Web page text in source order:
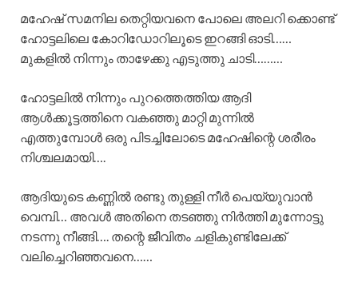
മഹേഷ്‌ സമനില തെറ്റിയവനെ പോലെ അലറി ക്കൊണ്ട്
ഹോട്ടലിലെ കോറിഡോറിലൂടെ ഇറങ്ങി ഓടി……
മുകളിൽ നിന്നും താഴേക്കു എടുത്തു ചാടി………
ഹോട്ടലിൽ നിന്നും പുറത്തെത്തിയ ആദി
ആൾക്കൂട്ടത്തിനെ വകഞ്ഞു മാറ്റി മുന്നിൽ
എത്തുമ്പോൾ ഒരു പിടച്ചിലോടെ മഹേഷിന്റെ ശരീരം
നിശ്ചലമായി….
ആദിയുടെ കണ്ണിൽ രണ്ടു തുള്ളി നീർ പെയ്യുവാൻ
വെമ്പി… അവൾ അതിനെ തടഞ്ഞു നിർത്തി മുന്നോട്ടു
നടന്നു നീങ്ങി…. തന്റെ ജീവിതം ചളികുണ്ടിലേക്ക്
വലിച്ചെറിഞ്ഞവനെ……